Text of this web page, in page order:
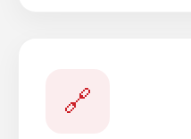
🔗